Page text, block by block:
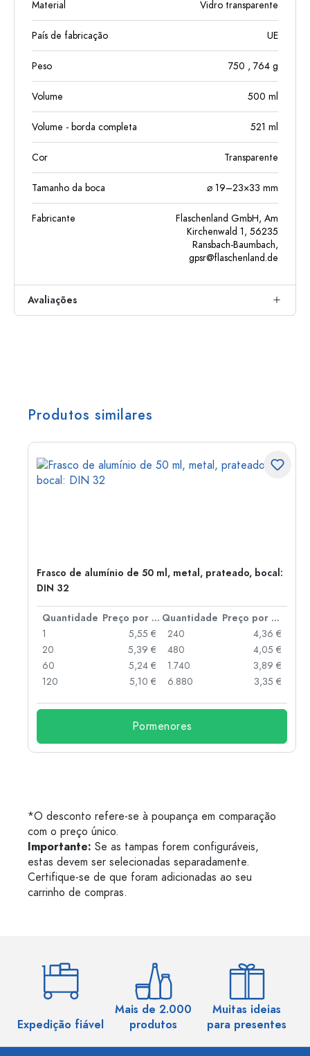
Material Vidro transparente
País de fabricação UE
Peso 750 , 764 g
Volume 500 ml
Volume - borda completa 521 ml
Cor Transparente
Tamanho da boca ⌀ 19–23×33 mm
Fabricante
Flaschenland GmbH, Am
Kirchenwald 1, 56235
Ransbach-Baumbach,
gpsr@flaschenland.de
Avaliações
Produtos similares
Frasco de alumínio de 50 ml, metal, prateado, bocal:
DIN 32
Quantidade Preço por peça Quantidade
Preço por peça
1
5,55 €
20
5,39 €
60
5,24 €
120
5,10 €
240
4,36 €
480
4,05 €
1.740
3,89 €
6.880
3,35 €
Pormenores
*O desconto refere-se à poupança em comparação
com o preço único.
Importante: Se as tampas forem configuráveis,
estas devem ser selecionadas separadamente.
Certifique-se de que foram adicionadas ao seu
carrinho de compras.
Expedição fiável
Mais de 2.000
produtos
Muitas ideias
para presentes